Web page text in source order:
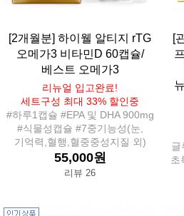
[2개월분] 하이웰 알티지 rTG
오메가3 비타민D 60캡슐/
베스트 오메가3
리뉴얼 입고완료!
세트구성 최대 33% 할인중
#하루1캡슐 #EPA 및 DHA 900mg
#식물성캡슐 #7중기능성(눈,
기억력,혈행,혈중중성지질 외)
55,000원
리뷰 26
[
글
초